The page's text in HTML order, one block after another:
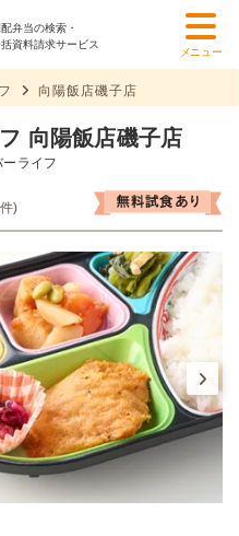
弁当の検索・
資料請求サービス
メニュー
向陽飯店磯子店
向陽飯店磯子店
ーライフ
)